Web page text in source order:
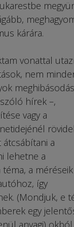
kárára.
vonattal
nem
hírek –,
vagy a
a
lehetne a
a méréseik
így
(Mondjuk, e
egy
anyagi)